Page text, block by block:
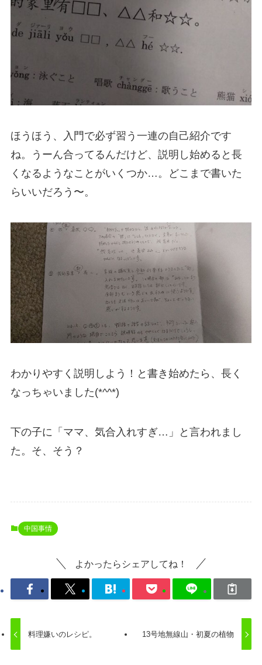
ほうほう、入門で必ず習う一連の自己紹介です
ね。うーん合ってるんだけど、説明し始めると長
くなるようなことがいくつか…。どこまで書いた
らいいだろう〜。
わかりやすく説明しよう！と書き始めたら、長く
なっちゃいました(*^^*)
下の子に「ママ、気合入れすぎ…」と言われまし
た。そ、そう？
中国事情
よかったらシェアしてね！
料理嫌いのレシピ。 13号地無線山・初夏の植物